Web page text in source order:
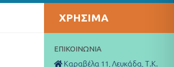
ΧΡΉΣΙΜΑ
ΕΠΙΚΟΙΝΩΝΊΑ
Καραβέλα 11, Λευκάδα, Τ.Κ.